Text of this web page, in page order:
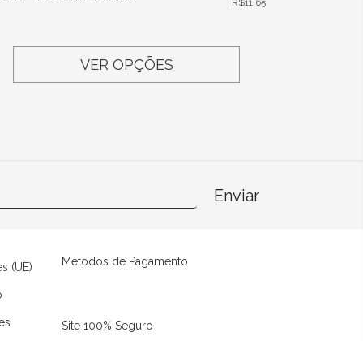
R$11,65
VER OPÇÕES
Enviar
(UE) Métodos de Pagamento
Site 100% Seguro